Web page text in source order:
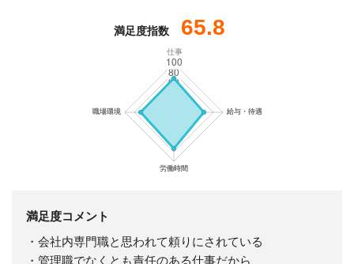
満足度指数 65.8
仕事
満足度コメント
・会社内専門職と思われて頼りにされている
・管理職でなくとも責任のある仕事だから